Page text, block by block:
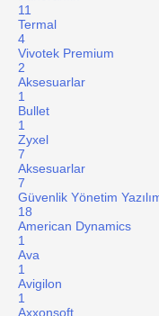
11
Termal
4
Vivotek Premium
2
Aksesuarlar
1
Bullet
1
Zyxel
7
Aksesuarlar
7
Güvenlik Yönetim
18
American Dynamics
1
Ava
1
Avigilon
1
Axxonsoft